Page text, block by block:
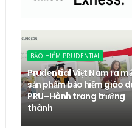
BẢO HIỂM PRUDENTIAL
Prudential Việt Nam ra
sản phẩm bảo hiểm giáo
PRU–Hành trang trưởng
thành